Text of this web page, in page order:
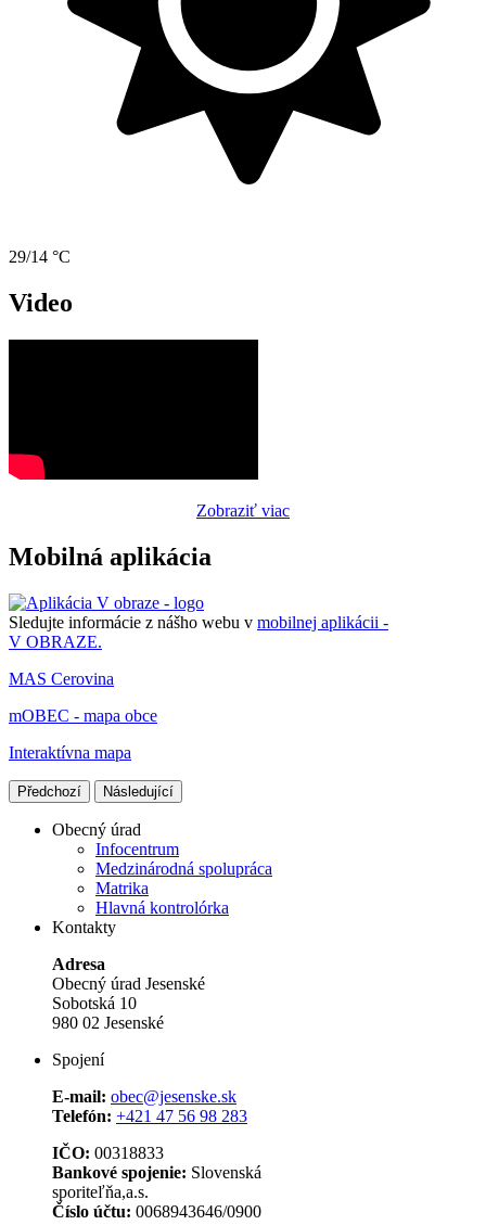
29/14 °C
Video
Zobraziť viac
Mobilná aplikácia
Sledujte informácie z nášho webu v mobilnej aplikácii -
V OBRAZE.
MAS Cerovina
mOBEC - mapa obce
Interaktívna mapa
Předchozí Následující
Obecný úrad
Infocentrum
Medzinárodná spolupráca
Matrika
Hlavná kontrolórka
Kontakty
Adresa
Obecný úrad Jesenské
Sobotská 10
980 02 Jesenské
Spojení
E-mail: obec@jesenske.sk
Telefón: +421 47 56 98 283
IČO: 00318833
Bankové spojenie: Slovenská
sporiteľňa,a.s.
Číslo účtu: 0068943646/0900